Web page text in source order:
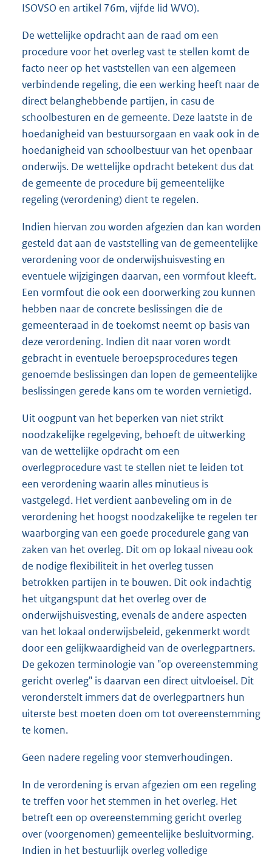
ISOVSO en artikel 76m, vijfde lid WVO).
De wettelijke opdracht aan de raad om een
procedure voor het overleg vast te stellen komt de
facto neer op het vaststellen van een algemeen
verbindende regeling, die een werking heeft naar de
direct belanghebbende partijen, in casu de
schoolbesturen en de gemeente. Deze laatste in de
hoedanigheid van bestuursorgaan en vaak ook in de
hoedanigheid van schoolbestuur van het openbaar
onderwijs. De wettelijke opdracht betekent dus dat
de gemeente de procedure bij gemeentelijke
regeling (verordening) dient te regelen.
Indien hiervan zou worden afgezien dan kan worden
gesteld dat aan de vaststelling van de gemeentelijke
verordening voor de onderwijshuisvesting en
eventuele wijzigingen daarvan, een vormfout kleeft.
Een vormfout die ook een doorwerking zou kunnen
hebben naar de concrete beslissingen die de
gemeenteraad in de toekomst neemt op basis van
deze verordening. Indien dit naar voren wordt
gebracht in eventuele beroepsprocedures tegen
genoemde beslissingen dan lopen de gemeentelijke
beslissingen gerede kans om te worden vernietigd.
Uit oogpunt van het beperken van niet strikt
noodzakelijke regelgeving, behoeft de uitwerking
van de wettelijke opdracht om een
overlegprocedure vast te stellen niet te leiden tot
een verordening waarin alles minutieus is
vastgelegd. Het verdient aanbeveling om in de
verordening het hoogst noodzakelijke te regelen ter
waarborging van een goede procedurele gang van
zaken van het overleg. Dit om op lokaal niveau ook
de nodige flexibiliteit in het overleg tussen
betrokken partijen in te bouwen. Dit ook indachtig
het uitgangspunt dat het overleg over de
onderwijshuisvesting, evenals de andere aspecten
van het lokaal onderwijsbeleid, gekenmerkt wordt
door een gelijkwaardigheid van de overlegpartners.
De gekozen terminologie van "op overeenstemming
gericht overleg" is daarvan een direct uitvloeisel. Dit
veronderstelt immers dat de overlegpartners hun
uiterste best moeten doen om tot overeenstemming
te komen.
Geen nadere regeling voor stemverhoudingen.
In de verordening is ervan afgezien om een regeling
te treffen voor het stemmen in het overleg. Het
betreft een op overeenstemming gericht overleg
over (voorgenomen) gemeentelijke besluitvorming.
Indien in het bestuurlijk overleg volledige